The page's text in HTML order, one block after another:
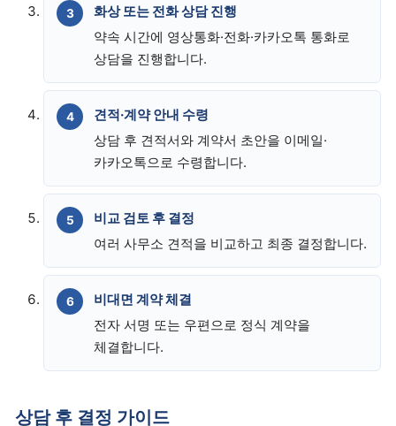
화상 또는 전화 상담 진행
약속 시간에 영상통화·전화·카카오톡 통화로
상담을 진행합니다.
견적·계약 안내 수령
상담 후 견적서와 계약서 초안을 이메일·
카카오톡으로 수령합니다.
비교 검토 후 결정
여러 사무소 견적을 비교하고 최종 결정합니다.
비대면 계약 체결
전자 서명 또는 우편으로 정식 계약을
체결합니다.
상담 후 결정 가이드